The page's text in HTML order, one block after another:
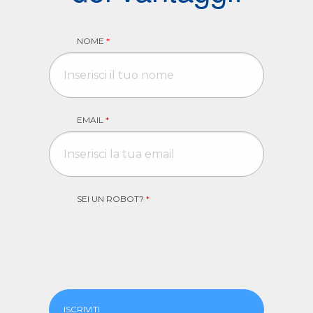
NOME *
EMAIL *
SEI UN ROBOT? *
ISCRIVITI